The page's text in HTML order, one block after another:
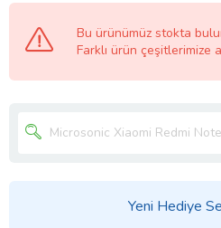
Bu ürünümüz stokta
Farklı ürün çeşitlerimize
Yeni Hediye